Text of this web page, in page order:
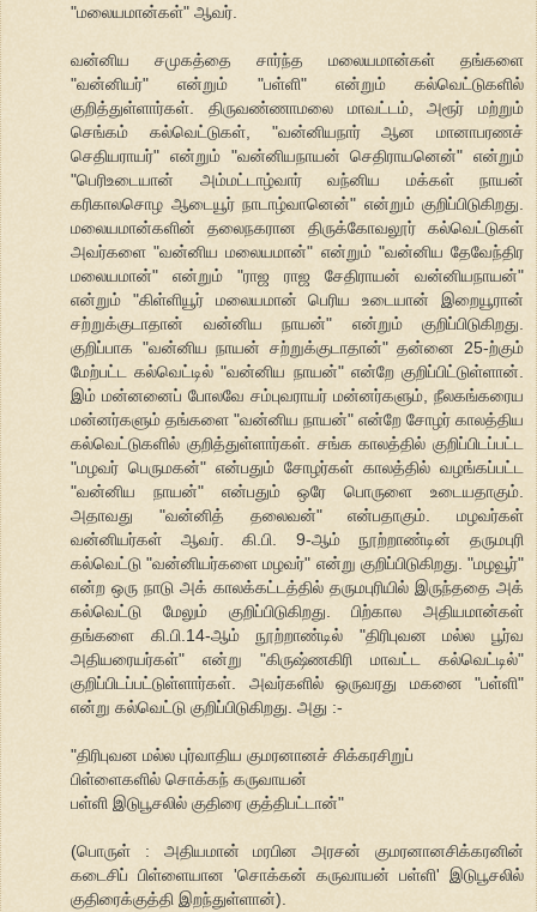
"மலையமான்கள்" ஆவர்.
வன்னிய சமுகத்தை சார்ந்த மலையமான்கள் தங்களை
"வன்னியர்" என்றும் "பள்ளி" என்றும் கல்வெட்டுகளில்
குறித்துள்ளார்கள். திருவண்ணாமலை மாவட்டம், அரூர் மற்றும்
செங்கம் கல்வெட்டுகள், "வன்னியநார் ஆன மானாபரணச்
செதியராயர்" என்றும் "வன்னியநாயன் செதிராயனென்" என்றும்
"பெரிஉடையான் அம்மட்டாழ்வார் வந்னிய மக்கள் நாயன்
கரிகாலசொழ ஆடையூர் நாடாழ்வானென்" என்றும் குறிப்பிடுகிறது.
மலையமான்களின் தலைநகரான திருக்கோவலூர் கல்வெட்டுகள்
அவர்களை "வன்னிய மலையமான்" என்றும் "வன்னிய தேவேந்திர
மலையமான்" என்றும் "ராஜ ராஜ சேதிராயன் வன்னியநாயன்"
என்றும் "கிள்ளியூர் மலையமான் பெரிய உடையான் இறையூரான்
சற்றுக்குடாதான் வன்னிய நாயன்" என்றும் குறிப்பிடுகிறது.
குறிப்பாக "வன்னிய நாயன் சற்றுக்குடாதான்" தன்னை 25-ற்கும்
மேற்பட்ட கல்வெட்டில் "வன்னிய நாயன்" என்றே குறிப்பிட்டுள்ளான்.
இம் மன்னனைப் போலவே சம்புவராயர் மன்னர்களும், நீலகங்கரைய
மன்னர்களும் தங்களை "வன்னிய நாயன்" என்றே சோழர் காலத்திய
கல்வெட்டுகளில் குறித்துள்ளார்கள். சங்க காலத்தில் குறிப்பிடப்பட்ட
"மழவர் பெருமகன்" என்பதும் சோழர்கள் காலத்தில் வழங்கப்பட்ட
"வன்னிய நாயன்" என்பதும் ஒரே பொருளை உடையதாகும்.
அதாவது "வன்னித் தலைவன்" என்பதாகும். மழவர்கள்
வன்னியர்கள் ஆவர். கி.பி. 9-ஆம் நூற்றாண்டின் தருமபுரி
கல்வெட்டு "வன்னியர்களை மழவர்" என்று குறிப்பிடுகிறது. "மழவூர்"
என்ற ஒரு நாடு அக் காலக்கட்டத்தில் தருமபுரியில் இருந்ததை அக்
கல்வெட்டு மேலும் குறிப்பிடுகிறது. பிற்கால அதியமான்கள்
தங்களை கி.பி.14-ஆம் நூற்றாண்டில் "திரிபுவன மல்ல பூர்வ
அதியரையர்கள்" என்று "கிருஷ்ணகிரி மாவட்ட கல்வெட்டில்"
குறிப்பிடப்பட்டுள்ளார்கள். அவர்களில் ஒருவரது மகனை "பள்ளி"
என்று கல்வெட்டு குறிப்பிடுகிறது. அது :-
"திரிபுவன மல்ல புர்வாதிய குமரனானச் சிக்கரசிறுப்
பிள்ளைகளில் சொக்கந் கருவாயன்
பள்ளி இடுபூசலில் குதிரை குத்திபட்டான்"
(பொருள் : அதியமான் மரபின அரசன் குமரனானசிக்கரனின்
கடைசிப் பிள்ளையான 'சொக்கன் கருவாயன் பள்ளி' இடுபூசலில்
குதிரைக்குத்தி இறந்துள்ளான்).